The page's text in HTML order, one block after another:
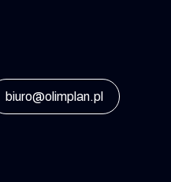
biuro@olimplan.pl